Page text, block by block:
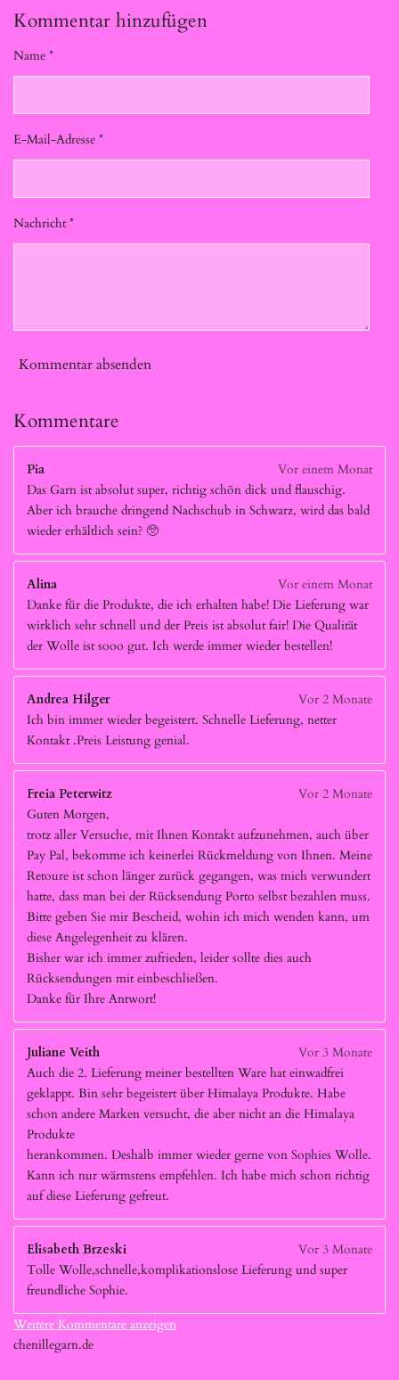
Kommentar hinzufügen
Name *
E-Mail-Adresse *
Nachricht *
Kommentar absenden
Kommentare
Pia
Vor einem Monat
Das Garn ist absolut super, richtig schön dick und flauschig.
Aber ich brauche dringend Nachschub in Schwarz, wird das bald
wieder erhältlich sein? 🥺
Alina
Vor einem Monat
Danke für die Produkte, die ich erhalten habe! Die Lieferung war
wirklich sehr schnell und der Preis ist absolut fair! Die Qualität
der Wolle ist sooo gut. Ich werde immer wieder bestellen!
Andrea Hilger
Vor 2 Monate
Ich bin immer wieder begeistert. Schnelle Lieferung, netter
Kontakt .Preis Leistung genial.
Freia Peterwitz
Vor 2 Monate
Guten Morgen,
trotz aller Versuche, mit Ihnen Kontakt aufzunehmen, auch über
Pay Pal, bekomme ich keinerlei Rückmeldung von Ihnen. Meine
Retoure ist schon länger zurück gegangen, was mich verwundert
hatte, dass man bei der Rücksendung Porto selbst bezahlen muss.
Bitte geben Sie mir Bescheid, wohin ich mich wenden kann, um
diese Angelegenheit zu klären.
Bisher war ich immer zufrieden, leider sollte dies auch
Rücksendungen mit einbeschließen.
Danke für Ihre Antwort!
Juliane Veith
Vor 3 Monate
Auch die 2. Lieferung meiner bestellten Ware hat einwadfrei
geklappt. Bin sehr begeistert über Himalaya Produkte. Habe
schon andere Marken versucht, die aber nicht an die Himalaya
Produkte
herankommen. Deshalb immer wieder gerne von Sophies Wolle.
Kann ich nur wärmstens empfehlen. Ich habe mich schon richtig
auf diese Lieferung gefreut.
Elisabeth Brzeski
Vor 3 Monate
Tolle Wolle,schnelle,komplikationslose Lieferung und super
freundliche Sophie.
Weitere Kommentare anzeigen
chenillegarn.de